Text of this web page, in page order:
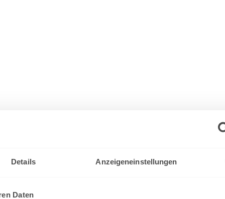
Details Anzeigeneinstellungen
Daten